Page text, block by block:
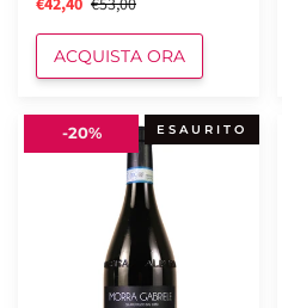
€42,40 €53,00
ACQUISTA ORA
Langhe
Nebbiolo
ESAURITO
-20%